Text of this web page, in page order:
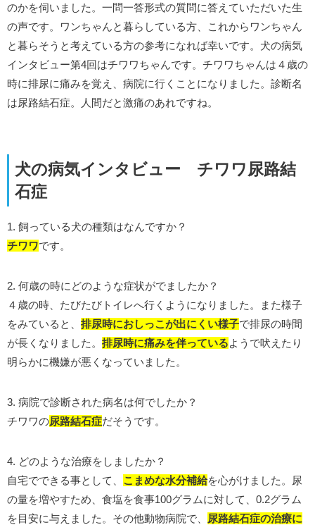
のかを伺いました。一問一答形式の質問に答えていただいた生
の声です。ワンちゃんと暮らしている方、これからワンちゃん
と暮らそうと考えている方の参考になれば幸いです。犬の病気
インタビュー第4回はチワワちゃんです。チワワちゃんは４歳の
時に排尿に痛みを覚え、病院に行くことになりました。診断名
は尿路結石症。人間だと激痛のあれですね。
犬の病気インタビュー チワワ尿路結
石症
1. 飼っている犬の種類はなんですか？
チワワです。
2. 何歳の時にどのような症状がでましたか？
４歳の時、たびたびトイレへ行くようになりました。また様子
をみていると、 排尿時におしっこが出にくい様子で排尿の時間
が長くなりました。 排尿時に痛みを伴っているようで吠えたり
明らかに機嫌が悪くなっていました。
3. 病院で診断された病名は何でしたか？
チワワの尿路結石症だそうです。
4. どのような治療をしましたか？
自宅でできる事として、 こまめな水分補給を心がけました。尿
の量を増やすため、食塩を食事100グラムに対して、0.2グラム
を目安に与えました。その他動物病院で、
尿路結石症の治療に